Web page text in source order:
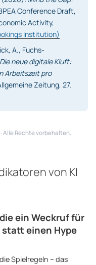
Conference Draft,
Activity,
Institution)
A., Fuchs-
neue digitale Kluft:
Arbeitszeit pro
Zeitung, 27.
Alle Rechte vorbehalten.
von KI
ein Weckruf für
einen Hype
Spielregeln – das